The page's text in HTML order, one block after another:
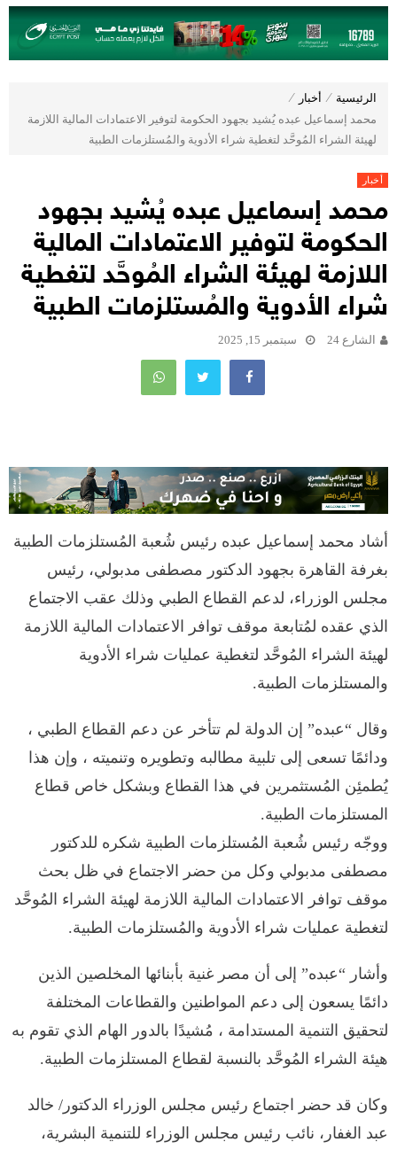
الرئيسية ⁄ أخبار ⁄
محمد إسماعيل عبده يُشيد بجهود الحكومة لتوفير الاعتمادات المالية اللازمة
لهيئة الشراء المُوحَّد لتغطية شراء الأدوية والمُستلزمات الطبية
أخبار
محمد إسماعيل عبده يُشيد بجهود
الحكومة لتوفير الاعتمادات المالية
اللازمة لهيئة الشراء المُوحَّد لتغطية
شراء الأدوية والمُستلزمات الطبية
الشارع 24 سبتمبر 15, 2025
أشاد محمد إسماعيل عبده رئيس شُعبة المُستلزمات الطبية
بغرفة القاهرة بجهود الدكتور مصطفى مدبولي، رئيس
مجلس الوزراء، لدعم القطاع الطبي وذلك عقب الاجتماع
الذي عقده لمُتابعة موقف توافر الاعتمادات المالية اللازمة
لهيئة الشراء المُوحَّد لتغطية عمليات شراء الأدوية
والمستلزمات الطبية.
وقال “عبده” إن الدولة لم تتأخر عن دعم القطاع الطبي ،
ودائمًا تسعى إلى تلبية مطالبه وتطويره وتنميته ، وإن هذا
يُطمئِن المُستثمرين في هذا القطاع وبشكل خاص قطاع
المستلزمات الطبية.
ووجّه رئيس شُعبة المُستلزمات الطبية شكره للدكتور
مصطفى مدبولي وكل من حضر الاجتماع في ظل بحث
موقف توافر الاعتمادات المالية اللازمة لهيئة الشراء المُوحَّد
لتغطية عمليات شراء الأدوية والمُستلزمات الطبية.
وأشار “عبده” إلى أن مصر غنية بأبنائها المخلصين الذين
دائمًا يسعون إلى دعم المواطنين والقطاعات المختلفة
لتحقيق التنمية المستدامة ، مُشيدًا بالدور الهام الذي تقوم به
هيئة الشراء المُوحَّد بالنسبة لقطاع المستلزمات الطبية.
وكان قد حضر اجتماع رئيس مجلس الوزراء الدكتور/ خالد
عبد الغفار، نائب رئيس مجلس الوزراء للتنمية البشرية،